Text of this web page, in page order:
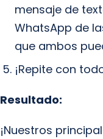
mensaje de
WhatsApp de
que ambos
¡Repite con
Resultado:
¡Nuestros